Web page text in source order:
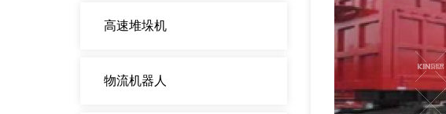
高速堆垛机
物流机器人